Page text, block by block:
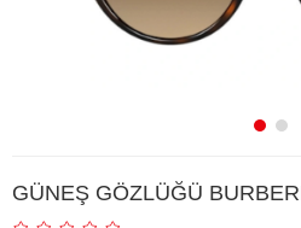
GÜNEŞ GÖZLÜĞÜ